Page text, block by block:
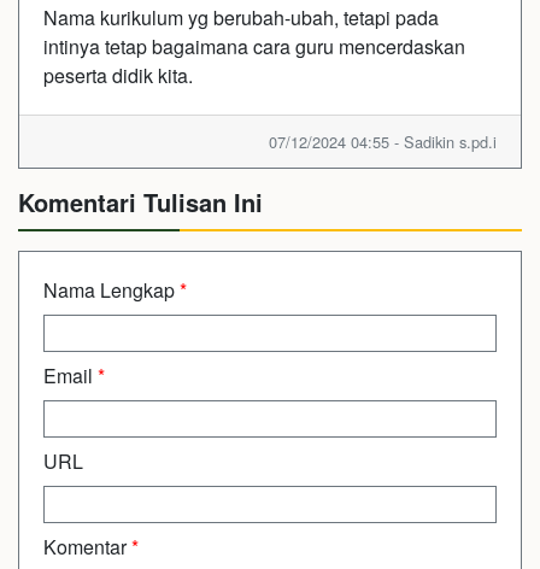
Nama kurikulum yg berubah-ubah, tetapi pada
intinya tetap bagaimana cara guru mencerdaskan
peserta didik kita.
07/12/2024 04:55 - Sadikin s.pd.i
Komentari Tulisan Ini
Nama Lengkap*
Email *
URL
Komentar*